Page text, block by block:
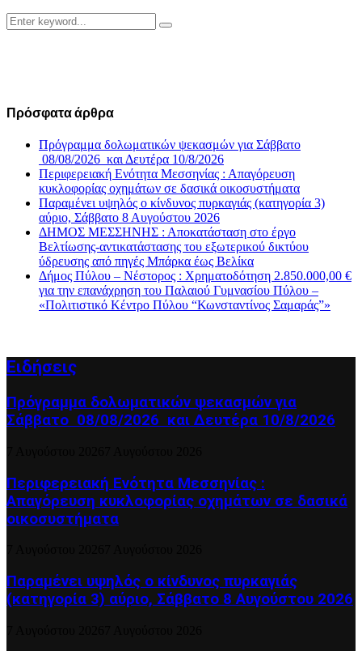
Search
for:
Search
Πρόσφατα άρθρα
Πρόγραμμα δολωματικών ψεκασμών για Σάββατο
08/08/2026 και Δευτέρα 10/8/2026
Περιφερειακή Ενότητα Μεσσηνίας : Απαγόρευση
κυκλοφορίας οχημάτων σε δασικά οικοσυστήματα
Παραμένει υψηλός ο κίνδυνος πυρκαγιάς (κατηγορία 3)
αύριο, Σάββατο 8 Αυγούστου 2026
ΔΗΜΟΣ ΜΕΣΣΗΝΗΣ : Αποκατάσταση στο έργο
Βελτίωσης-αντικατάστασης του εξωτερικού δικτύου
ύδρευσης από πηγές Μπάρκα έως Βελίκα
Δήμος Πύλου – Νέστορος : Χρηματοδότηση 2.850.000,00 €
για την επανάχρηση του Παλαιού Γυμνασίου Πύλου –
«Πολιτιστικό Κέντρο Πύλου “Κωνσταντίνος Σαμαράς”»
Ειδήσεις
Πρόγραμμα δολωματικών ψεκασμών για
Σάββατο 08/08/2026 και Δευτέρα 10/8/2026
Περιφερειακή Ενότητα Μεσσηνίας :
Απαγόρευση κυκλοφορίας οχημάτων σε δασικά
οικοσυστήματα
Παραμένει υψηλός ο κίνδυνος πυρκαγιάς
(κατηγορία 3) αύριο, Σάββατο 8 Αυγούστου 2026